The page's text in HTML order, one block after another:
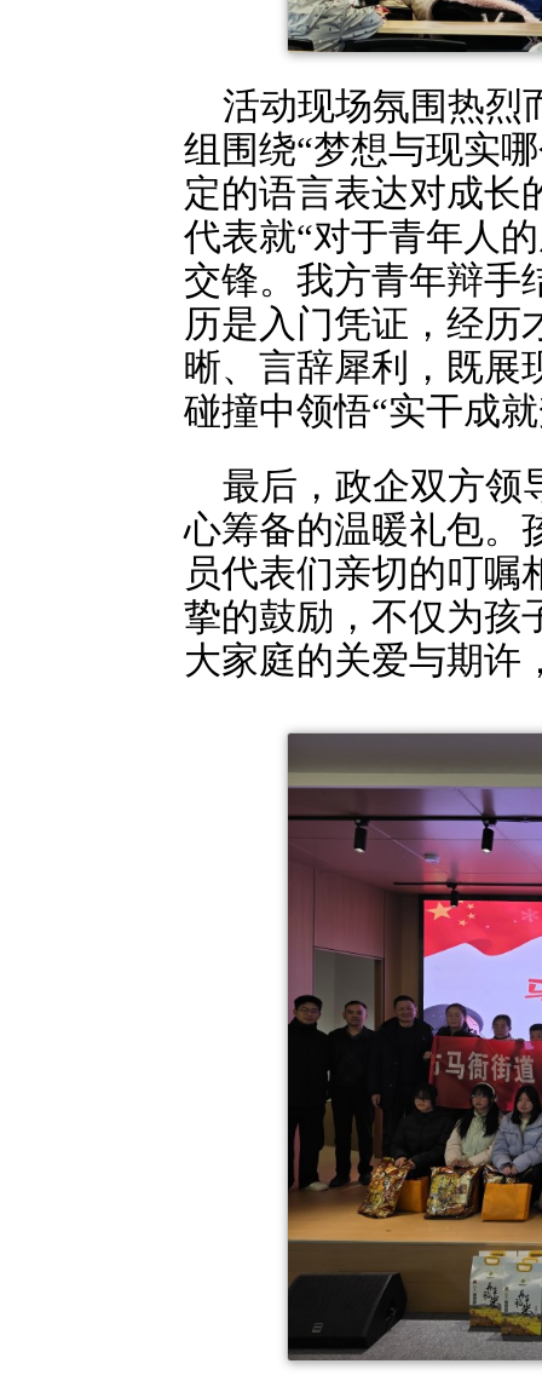
活动现场氛围热烈
组围绕“梦想与现实
定的语言表达对成长
代表就“对于青年人
交锋。我方青年辩手
历是入门凭证，经历
晰、言辞犀利，既展
碰撞中领悟“实干成
最后，政企双方领
心筹备的温暖礼包。
员代表们亲切的叮嘱
挚的鼓励，不仅为孩
大家庭的关爱与期许